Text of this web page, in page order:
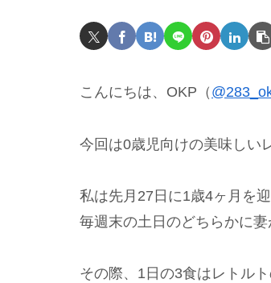
こんにちは、OKP（
今回は0歳児向けの美味しい
私は先月27日に1歳4ヶ月を
毎週末の土日のどちらかに
その際、1日の3食はレトル